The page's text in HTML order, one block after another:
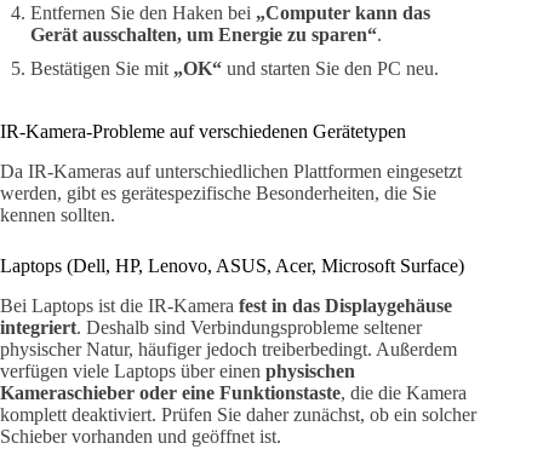
Entfernen Sie den Haken bei „Computer kann das
Gerät ausschalten, um Energie zu sparen“.
Bestätigen Sie mit „OK“ und starten Sie den PC neu.
IR-Kamera-Probleme auf verschiedenen Gerätetypen
Da IR-Kameras auf unterschiedlichen Plattformen eingesetzt
werden, gibt es gerätespezifische Besonderheiten, die Sie
kennen sollten.
Laptops (Dell, HP, Lenovo, ASUS, Acer, Microsoft Surface)
Bei Laptops ist die IR-Kamera fest in das Displaygehäuse
integriert. Deshalb sind Verbindungsprobleme seltener
physischer Natur, häufiger jedoch treiberbedingt. Außerdem
verfügen viele Laptops über einen physischen
Kameraschieber oder eine Funktionstaste, die die Kamera
komplett deaktiviert. Prüfen Sie daher zunächst, ob ein solcher
Schieber vorhanden und geöffnet ist.